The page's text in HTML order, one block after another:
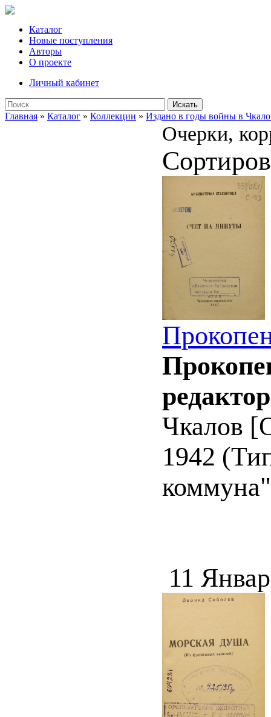
Каталог
Новые поступления
Авторы
О проекте
Личный кабинет
Искать
Главная » Каталог » Коллекции » Издано в годы войны в
Очерки,
Чкалов
1942
11